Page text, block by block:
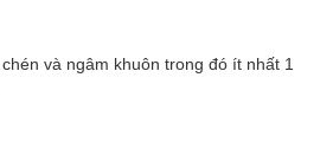
và ngâm khuôn trong đó ít nhất 1